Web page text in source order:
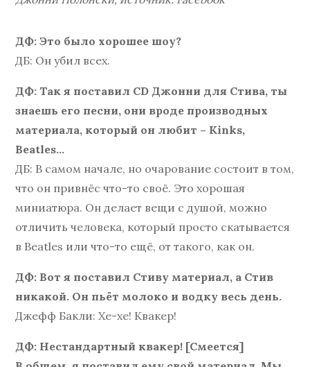
ДФ: Это было хорошее шоу?
ДБ: Он убил всех.
ДФ: Так я поставил CD Джонни для Стива, ты
знаешь его песни, они вроде производных
материала, который он любит – Kinks,
Beatles…
ДБ: В самом начале, но очарование состоит в том,
что он привнёс что-то своё. Это хорошая
миниатюра. Он делает вещи с душой, можно
отличить человека, который просто скатывается
в Beatles или что-то ещё, от такого, как он.
ДФ: Вот я поставил Стиву материал, а Стив
никакой. Он пьёт молоко и водку весь день.
Джефф Бакли: Хе-хе! Квакер!
ДФ: Нестандартный квакер! [Смеется]